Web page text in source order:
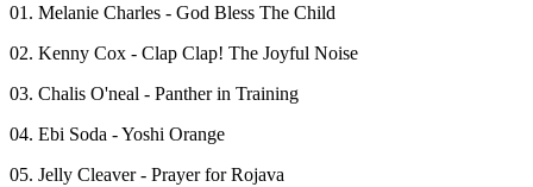
01. Melanie Charles - God Bless The Child
02. Kenny Cox - Clap Clap! The Joyful Noise
03. Chalis O'neal - Panther in Training
04. Ebi Soda - Yoshi Orange
05. Jelly Cleaver - Prayer for Rojava